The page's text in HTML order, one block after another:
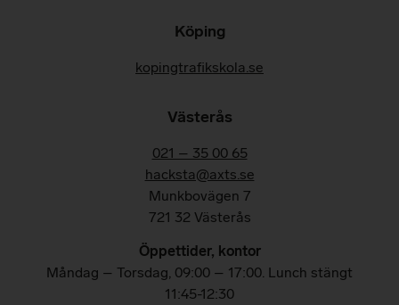
Köping
kopingtrafikskola.se
Västerås
021 – 35 00 65
hacksta@axts.se
Munkbovägen 7
721 32 Västerås
Öppettider, kontor
Måndag – Torsdag, 09:00 – 17:00. Lunch stängt
11:45-12:30